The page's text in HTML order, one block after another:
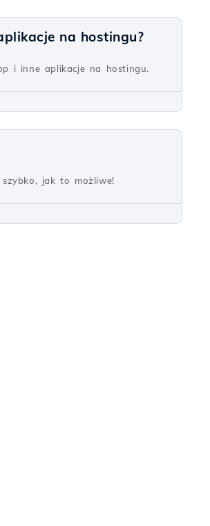
na hostingu?
i inne aplikacje na hostingu.
jak to możliwe!